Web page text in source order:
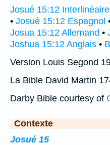
Josué 15:12 Interlinéaire
• Josué 15:12 Espagnol
Josua 15:12 Allemand •
Joshua 15:12 Anglais •
Version Louis Segond
La Bible David Martin
Darby Bible courtesy of
Contexte
Josué 15